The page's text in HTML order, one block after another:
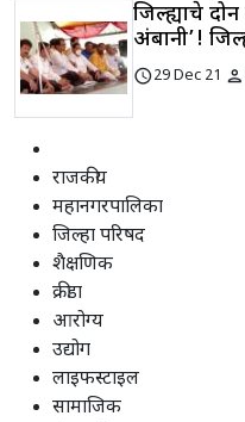
जिल्ह्याचे
अंबानी’!
schedule29 Dec 21 person
राजकीय
महानगरपालिका
जिल्हा परिषद
शैक्षणिक
क्रीडा
आरोग्य
उद्योग
लाइफस्टाइल
सामाजिक